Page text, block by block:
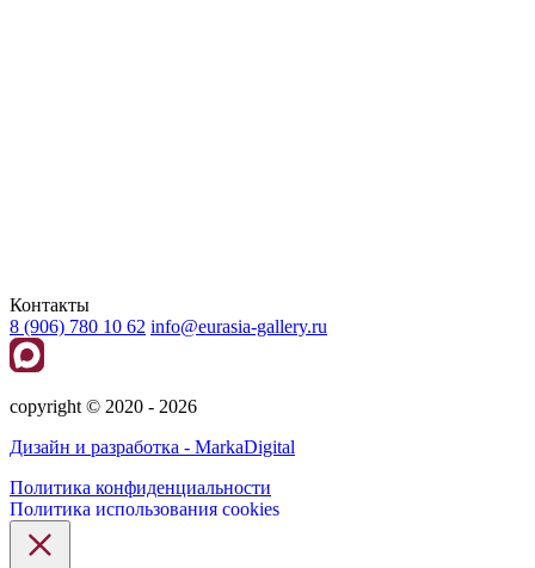
Контакты
8 (906) 780 10 62 info@eurasia-gallery.ru
сopyright © 2020 - 2026
Дизайн и разработка - MarkaDigital
Политика конфиденциальности
Политика использования cookies